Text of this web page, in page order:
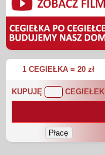
1 CEGIEŁKA = 20 zł
KUPUJĘ CEGIEŁEK